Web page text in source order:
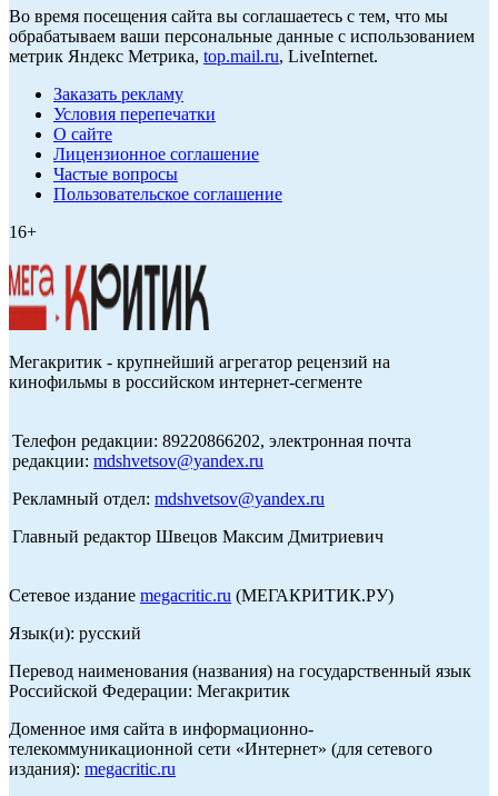
Во время посещения сайта вы соглашаетесь с тем, что мы
обрабатываем ваши персональные данные с использованием
метрик Яндекс Метрика, top.mail.ru, LiveInternet.
Заказать рекламу
Условия перепечатки
О сайте
Лицензионное соглашение
Частые вопросы
Пользовательское соглашение
16+
Мегакритик - крупнейший агрегатор рецензий на
кинофильмы в российском интернет-сегменте
Телефон редакции: 89220866202, электронная почта
редакции: mdshvetsov@yandex.ru
Рекламный отдел: mdshvetsov@yandex.ru
Главный редактор Швецов Максим Дмитриевич
Сетевое издание megacritic.ru (МЕГАКРИТИК.РУ)
Язык(и): русский
Перевод наименования (названия) на государственный язык
Российской Федерации: Мегакритик
Доменное имя сайта в информационно-
телекоммуникационной сети «Интернет» (для сетевого
издания): megacritic.ru